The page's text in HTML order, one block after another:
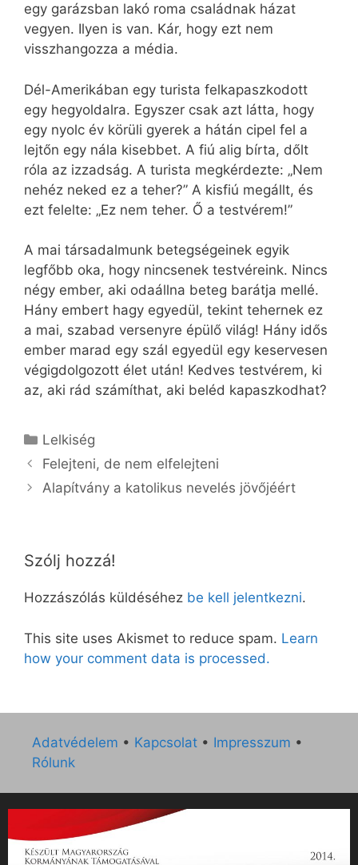
egy garázsban lakó roma családnak házat
vegyen. Ilyen is van. Kár, hogy ezt nem
visszhangozza a média.
Dél-Amerikában egy turista felkapaszkodott
egy hegyoldalra. Egyszer csak azt látta, hogy
egy nyolc év körüli gyerek a hátán cipel fel a
lejtőn egy nála kisebbet. A fiú alig bírta, dőlt
róla az izzadság. A turista megkérdezte: „Nem
nehéz neked ez a teher?” A kisfiú megállt, és
ezt felelte: „Ez nem teher. Ő a testvérem!”
A mai társadalmunk betegségeinek egyik
legfőbb oka, hogy nincsenek testvéreink. Nincs
négy ember, aki odaállna beteg barátja mellé.
Hány embert hagy egyedül, tekint tehernek ez
a mai, szabad versenyre épülő világ! Hány idős
ember marad egy szál egyedül egy keservesen
végigdolgozott élet után! Kedves testvérem, ki
az, aki rád számíthat, aki beléd kapaszkodhat?
Kategória
Lelkiség
Felejteni, de nem elfelejteni
Alapítvány a katolikus nevelés jövőjéért
Szólj hozzá!
Hozzászólás küldéséhez be kell jelentkezni.
This site uses Akismet to reduce spam. Learn
how your comment data is processed.
Adatvédelem • Kapcsolat • Impresszum •
Rólunk